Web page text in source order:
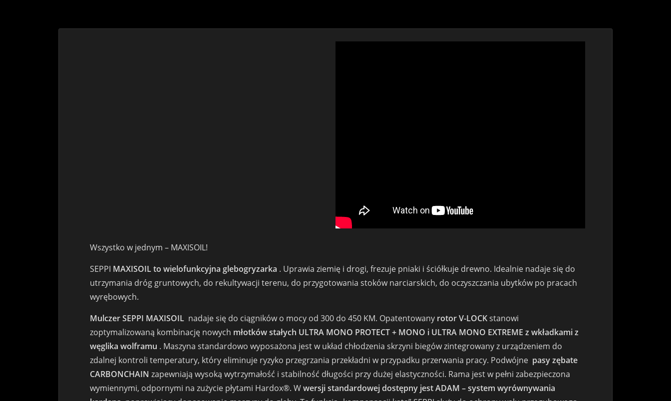
Wszystko w jednym – MAXISOIL!
SEPPI MAXISOIL to wielofunkcyjna glebogryzarka . Uprawia ziemię i drogi, frezuje pniaki i ściółkuje drewno. Idealnie nadaje się do
utrzymania dróg gruntowych, do rekultywacji terenu, do przygotowania stoków narciarskich, do oczyszczania ubytków po pracach
wyrębowych.
Mulczer SEPPI MAXISOIL nadaje się do ciągników o mocy od 300 do 450 KM. Opatentowany rotor V-LOCKstanowi
zoptymalizowaną kombinację nowych młotków stałych ULTRA MONO PROTECT + MONO i ULTRA MONO EXTREME z wkładkami z
węglika wolframu . Maszyna standardowo wyposażona jest w układ chłodzenia skrzyni biegów zintegrowany z urządzeniem do
zdalnej kontroli temperatury, który eliminuje ryzyko przegrzania przekładni w przypadku przerwania pracy. Podwójne pasy zębate
CARBONCHAIN ​​zapewniają wysoką wytrzymałość i stabilność długości przy dużej elastyczności. Rama jest w pełni zabezpieczona
wymiennymi, odpornymi na zużycie płytami Hardox®. Wwersji standardowej dostępny jest ADAM – system wyrównywania